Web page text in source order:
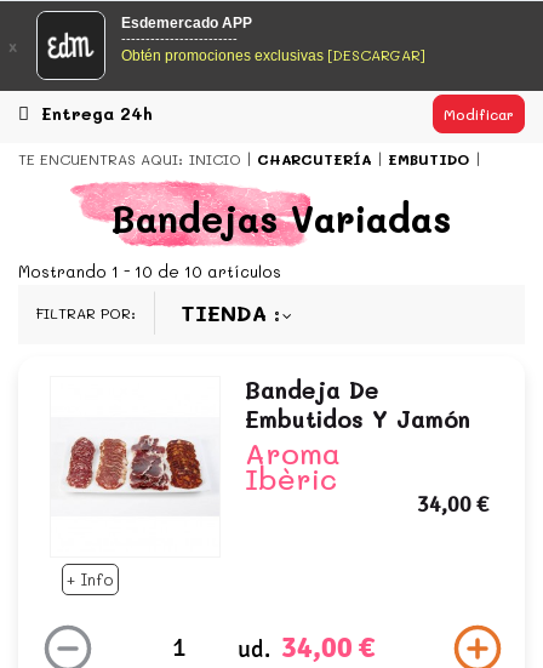
EsDeMercado.com
EsDeMercado.com
los mejores mercados de Barcelona y de productores
locales.
READ MORE
EsDeMercado.com
EsDeMercado.comte lleva a casa los mejores productos de
los mejores mercados de Barcelona y de productores
x
Esdemercado APP
------------------------
Obtén promociones exclusivas [DESCARGAR]
Entrega 24h Modificar
TE ENCUENTRAS AQUI: INICIO CHARCUTERÍA EMBUTIDO
Bandejas Variadas
Mostrando 1 - 10 de 10 artículos
FILTRAR POR: TIENDA
+ Info
Bandeja De
Embutidos Y Jamón
Aroma
Ibèric
34,00 €
ud. 34,00 €